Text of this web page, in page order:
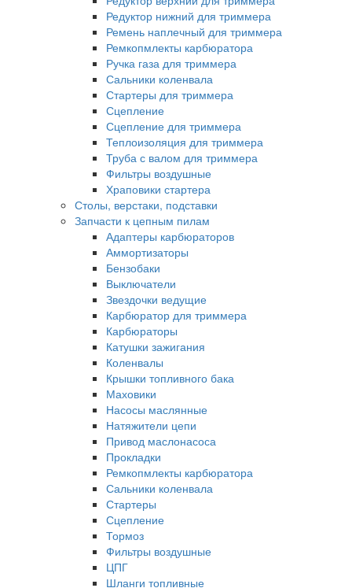
Редуктор нижний для триммера
Ремень наплечный для триммера
Ремкопмлекты карбюратора
Ручка газа для триммера
Сальники коленвала
Стартеры для триммера
Сцепление
Сцепление для триммера
Теплоизоляция для триммера
Труба с валом для триммера
Фильтры воздушные
Храповики стартера
Столы, верстаки, подставки
Запчасти к цепным пилам
Адаптеры карбюраторов
Аммортизаторы
Бензобаки
Выключатели
Звездочки ведущие
Карбюратор для триммера
Карбюраторы
Катушки зажигания
Коленвалы
Крышки топливного бака
Маховики
Насосы маслянные
Натяжители цепи
Привод маслонасоса
Прокладки
Ремкопмлекты карбюратора
Сальники коленвала
Стартеры
Сцепление
Тормоз
Фильтры воздушные
ЦПГ
Шланги топливные